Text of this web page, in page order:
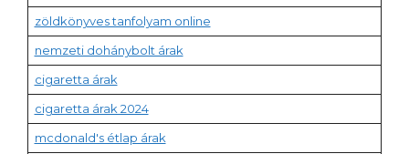
zöldkönyves tanfolyam online
nemzeti dohánybolt árak
cigaretta árak
cigaretta árak 2024
mcdonald's étlap árak